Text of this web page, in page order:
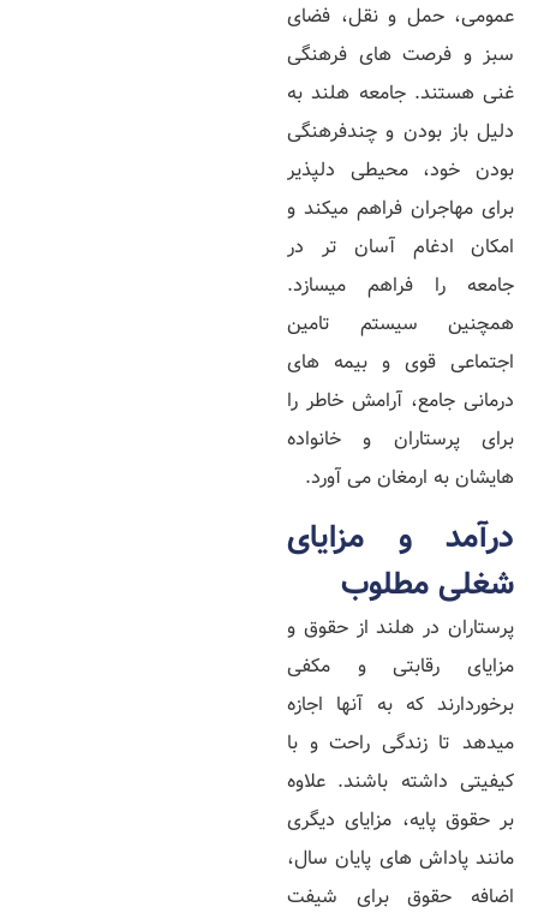
عمومی، حمل و نقل، فضای
سبز و فرصت‌ های فرهنگی
غنی هستند. جامعه هلند به
دلیل باز بودن و چندفرهنگی
بودن خود، محیطی دلپذیر
برای مهاجران فراهم میکند و
امکان ادغام آسان‌ تر در
جامعه را فراهم میسازد.
همچنین سیستم تامین
اجتماعی قوی و بیمه‌ های
درمانی جامع، آرامش خاطر را
برای پرستاران و خانواده‌
هایشان به ارمغان می‌ آورد.
درآمد و مزایای
شغلی مطلوب
پرستاران در هلند از حقوق و
مزایای رقابتی و مکفی
برخوردارند که به آنها اجازه
میدهد تا زندگی راحت و با
کیفیتی داشته باشند. علاوه
بر حقوق پایه، مزایای دیگری
مانند پاداش‌ های پایان سال،
اضافه‌ حقوق برای شیفت‌